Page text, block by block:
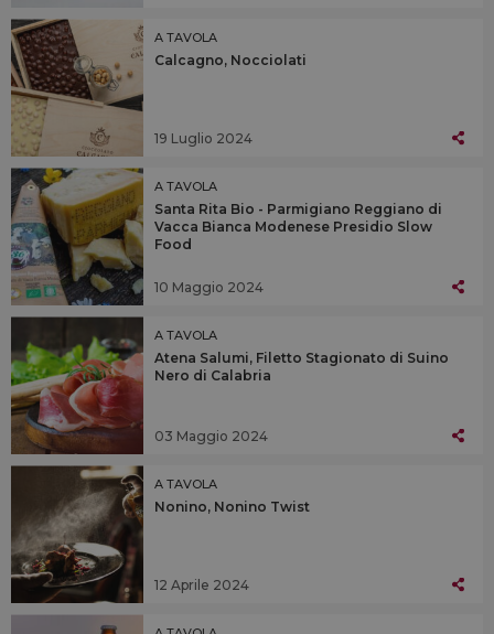
A TAVOLA
Calcagno, Nocciolati
19 Luglio 2024
A TAVOLA
Santa Rita Bio - Parmigiano Reggiano di
Vacca Bianca Modenese Presidio Slow
Food
10 Maggio 2024
A TAVOLA
Atena Salumi, Filetto Stagionato di Suino
Nero di Calabria
03 Maggio 2024
A TAVOLA
Nonino, Nonino Twist
12 Aprile 2024